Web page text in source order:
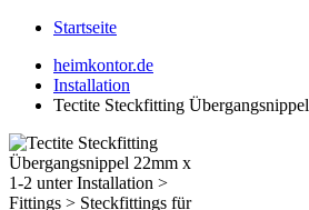
Startseite
heimkontor.de
Installation
Tectite Steckfitting